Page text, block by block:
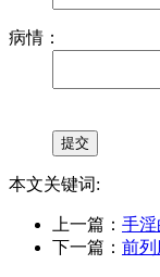
病情：
本文关键词:
上一篇： 手淫
下一篇： 前列